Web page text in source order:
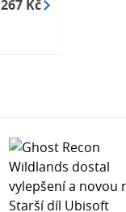
267 Kč